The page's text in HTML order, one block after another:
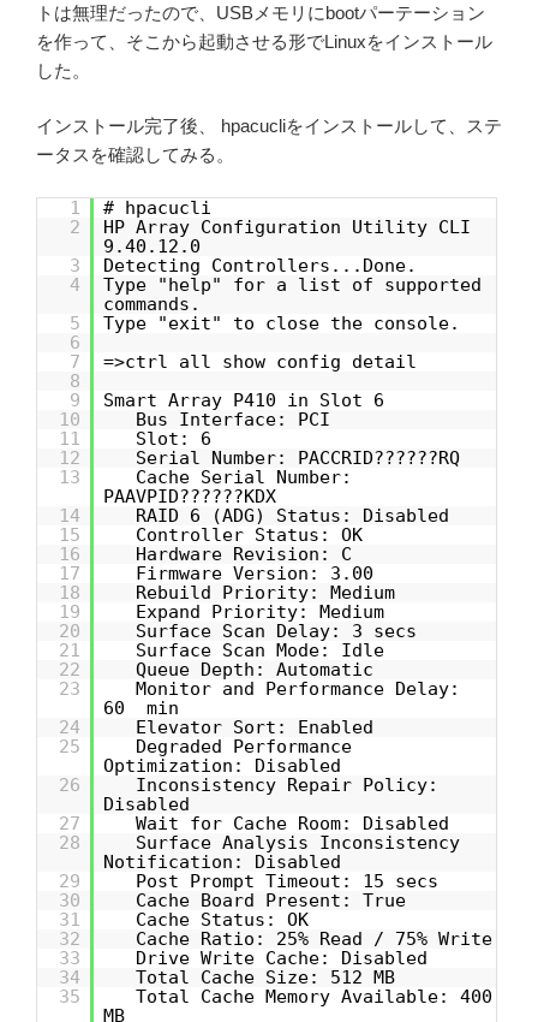
トは無理だったので、USBメモリにbootパーテーション
を作って、そこから起動させる形でLinuxをインストール
した。
インストール完了後、 hpacucliをインストールして、ステ
ータスを確認してみる。
1
# hpacucli
2
HP Array Configuration Utility CLI
9.40.12.0
3
Detecting Controllers...Done.
4
Type "help" for a list of supported
commands.
5
Type "exit" to close the console.
6
7
=>ctrl all show config detail
8
9
Smart Array P410 in Slot 6
10
Bus Interface: PCI
11
Slot: 6
12
Serial Number: PACCRID??????RQ
13
Cache Serial Number:
PAAVPID??????KDX
14
RAID 6 (ADG) Status: Disabled
15
Controller Status: OK
16
Hardware Revision: C
17
Firmware Version: 3.00
18
Rebuild Priority: Medium
19
Expand Priority: Medium
20
Surface Scan Delay: 3 secs
21
Surface Scan Mode: Idle
22
Queue Depth: Automatic
23
Monitor and Performance Delay:
60 min
24
Elevator Sort: Enabled
25
Degraded Performance
Optimization: Disabled
26
Inconsistency Repair Policy:
Disabled
27
Wait for Cache Room: Disabled
28
Surface Analysis Inconsistency
Notification: Disabled
29
Post Prompt Timeout: 15 secs
30
Cache Board Present: True
31
Cache Status: OK
32
Cache Ratio: 25% Read / 75% Write
33
Drive Write Cache: Disabled
34
Total Cache Size: 512 MB
35
Total Cache Memory Available: 400
MB